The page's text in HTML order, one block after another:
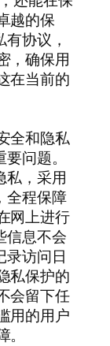
越的保
协议，
，确保用
在当前的
全和隐私
问题。
私，采用
全程保障
网上进行
信息不会
录访问日
私保护的
会留下任
用的用户